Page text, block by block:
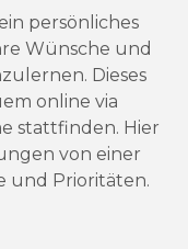
persönliches
Wünsche und
Dieses
online via
stattfinden. Hier
von einer
und Prioritäten.